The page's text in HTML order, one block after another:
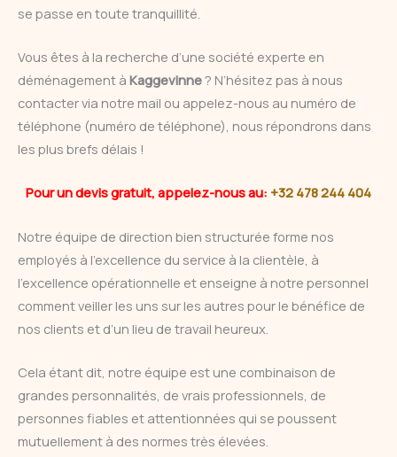
se passe en toute tranquillité.
Vous êtes à la recherche d’une société experte en
déménagement à Kaggevinne? N’hésitez pas à nous
contacter via notre mail ou appelez-nous au numéro de
téléphone (numéro de téléphone), nous répondrons dans
les plus brefs délais !
Pour un devis gratuit, appelez-nous au: +32 478 244 404
Notre équipe de direction bien structurée forme nos
employés à l’excellence du service à la clientèle, à
l’excellence opérationnelle et enseigne à notre personnel
comment veiller les uns sur les autres pour le bénéfice de
nos clients et d’un lieu de travail heureux.
Cela étant dit, notre équipe est une combinaison de
grandes personnalités, de vrais professionnels, de
personnes fiables et attentionnées qui se poussent
mutuellement à des normes très élevées.